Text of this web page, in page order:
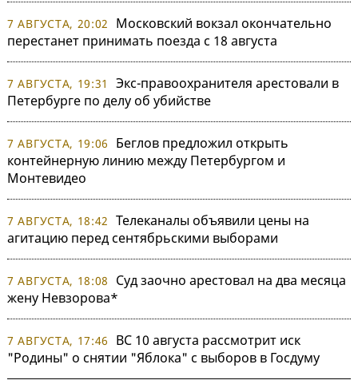
7 АВГУСТА, 20:02
Московский вокзал окончательно
перестанет принимать поезда с 18 августа
7 АВГУСТА, 19:31
Экс-правоохранителя арестовали в
Петербурге по делу об убийстве
7 АВГУСТА, 19:06
Беглов предложил открыть
контейнерную линию между Петербургом и
Монтевидео
7 АВГУСТА, 18:42 Телеканалы объявили цены на
агитацию перед сентябрьскими выборами
7 АВГУСТА, 18:08
Суд заочно арестовал на два месяца
жену Невзорова*
7 АВГУСТА, 17:46
ВС 10 августа рассмотрит иск
"Родины" о снятии "Яблока" с выборов в Госдуму